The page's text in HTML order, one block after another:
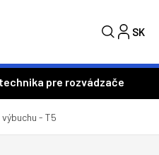
SK
pre rozvádzače
- T5